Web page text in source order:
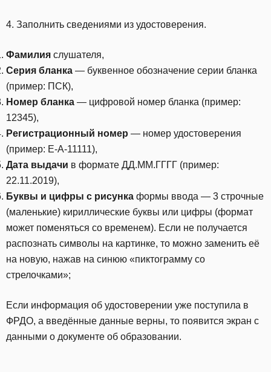
4. Заполнить сведениями из удостоверения.
Фамилия слушателя,
Серия бланка — буквенное обозначение серии бланка
(пример: ПСК),
Номер бланка — цифровой номер бланка (пример:
12345),
Регистрационный номер — номер удостоверения
(пример: E-A-11111),
Дата выдачи в формате ДД.ММ.ГГГГ (пример:
22.11.2019),
Буквы и цифры с рисунка формы ввода — 3 строчные
(маленькие) кириллические буквы или цифры (формат
может поменяться со временем). Если не получается
распознать символы на картинке, то можно заменить её
на новую, нажав на синюю «пиктограмму со
стрелочками»;
Если информация об удостоверении уже поступила в
ФРДО, а введённые данные верны, то появится экран с
данными о документе об образовании.